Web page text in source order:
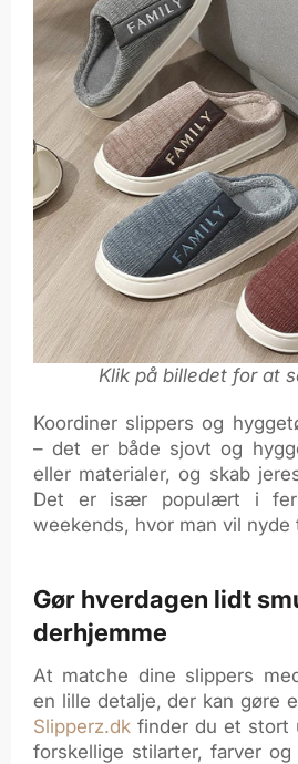
Klik på billedet for at
Koordiner slippers og
– det er både sjovt og
eller materialer, og skab
Det er især populært i
weekends, hvor man vil nyde
Gør hverdagen lidt
derhjemme
At matche dine slippers
en lille detalje, der kan gøre
Slipperz.dk finder du et stort
forskellige stilarter, farver